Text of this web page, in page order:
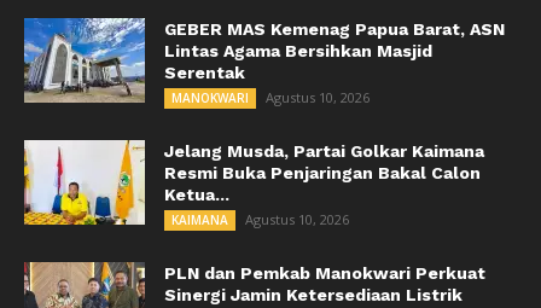
GEBER MAS Kemenag Papua Barat, ASN
Lintas Agama Bersihkan Masjid
Serentak
MANOKWARI Agustus 10, 2026
Jelang Musda, Partai Golkar Kaimana
Resmi Buka Penjaringan Bakal Calon
Ketua...
KAIMANA Agustus 10, 2026
PLN dan Pemkab Manokwari Perkuat
Sinergi Jamin Ketersediaan Listrik